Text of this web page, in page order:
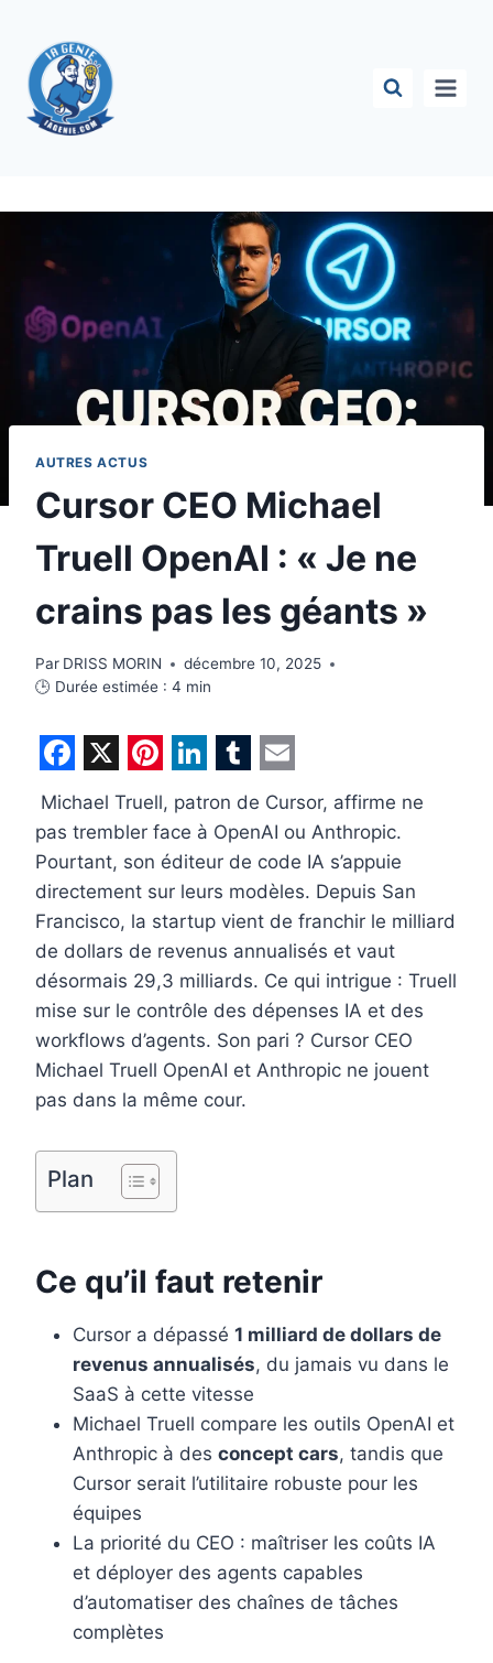
contenu
AUTRES ACTUS
Cursor CEO Michael
Truell OpenAI : « Je ne
crains pas les géants »
Par DRISS MORIN
décembre 10, 2025
🕒 Durée estimée : 4 min
F
a
c
e
b
o
o
k
X P
i
n
t
e
r
e
s
t
L
i
n
k
e
d
I
n
T
u
m
b
l
r
E
m
a
i
l
Michael Truell, patron de Cursor, affirme ne
pas trembler face à OpenAI ou Anthropic.
Pourtant, son éditeur de code IA s’appuie
directement sur leurs modèles. Depuis San
Francisco, la startup vient de franchir le milliard
de dollars de revenus annualisés et vaut
désormais 29,3 milliards. Ce qui intrigue : Truell
mise sur le contrôle des dépenses IA et des
workflows d’agents. Son pari ? Cursor CEO
Michael Truell OpenAI et Anthropic ne jouent
pas dans la même cour.
Plan
Ce qu’il faut retenir
Cursor a dépassé 1 milliard de dollars de
revenus annualisés, du jamais vu dans le
SaaS à cette vitesse
Michael Truell compare les outils OpenAI et
Anthropic à des concept cars, tandis que
Cursor serait l’utilitaire robuste pour les
équipes
La priorité du CEO : maîtriser les coûts IA
et déployer des agents capables
d’automatiser des chaînes de tâches
complètes